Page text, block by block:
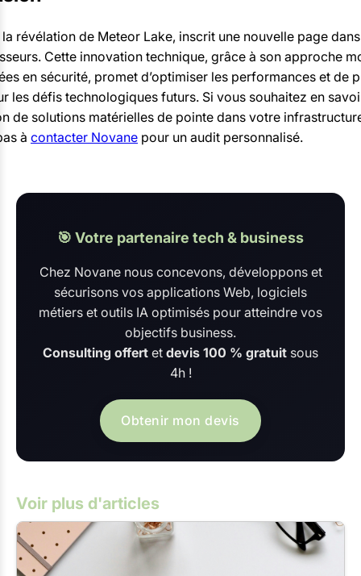
révélation de Meteor Lake, inscrit une nouvelle page
Cette innovation technique, grâce à son approche
en sécurité, promet d’optimiser les performances et de
les défis technologiques futurs. Si vous souhaitez en
de solutions matérielles de pointe dans votre
à contacter Novane pour un audit personnalisé.
🎯 Votre partenaire tech & business
Chez Novane nous concevons, développons et
sécurisons vos applications Web, logiciels
métiers et outils IA optimisés pour atteindre vos
objectifs business.
Consulting offert et devis 100 % gratuit sous
4h !
Obtenir mon devis
Voir plus d'articles